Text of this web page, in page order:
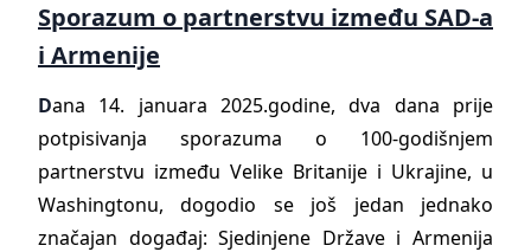
Sporazum o partnerstvu između SAD-a
i Armenije
Dana 14. januara 2025.godine, dva dana prije
potpisivanja sporazuma o 100-godišnjem
partnerstvu između Velike Britanije i Ukrajine, u
Washingtonu, dogodio se još jedan jednako
značajan događaj: Sjedinjene Države i Armenija